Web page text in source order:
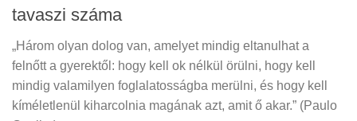
tavaszi száma
„Három olyan dolog van, amelyet mindig eltanulhat a
felnőtt a gyerektől: hogy kell ok nélkül örülni, hogy kell
mindig valamilyen foglalatosságba merülni, és hogy kell
kíméletlenül kiharcolnia magának azt, amit ő akar.” (Paulo